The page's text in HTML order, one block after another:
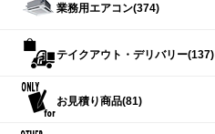
業務用エアコン(374)
テイクアウト・デリバリー(137)
お見積り商品(81)